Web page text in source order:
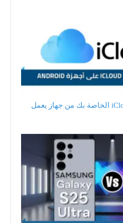
طريقة استخدام بيانات iCloud الخاصة بك من جهاز يعمل